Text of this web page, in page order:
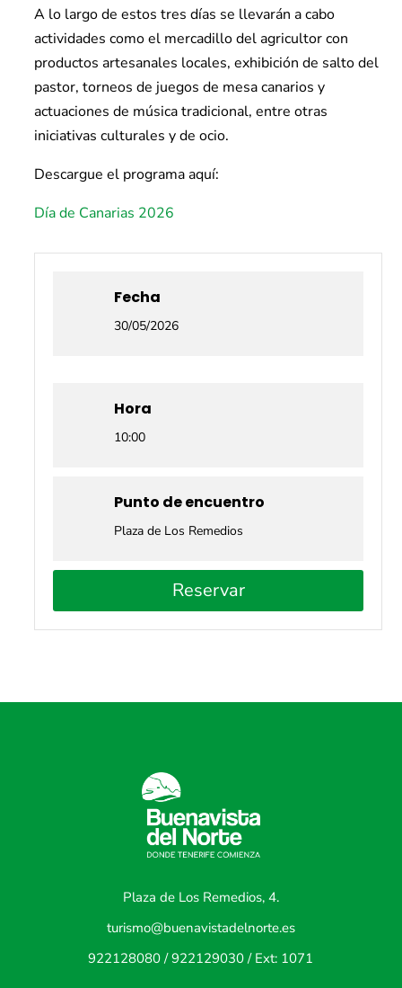
A lo largo de estos tres días se llevarán a cabo
actividades como el mercadillo del agricultor con
productos artesanales locales, exhibición de salto del
pastor, torneos de juegos de mesa canarios y
actuaciones de música tradicional, entre otras
iniciativas culturales y de ocio.
Descargue el programa aquí:
Día de Canarias 2026
Fecha
30/05/2026
Hora
10:00
Punto de encuentro
Plaza de Los Remedios
Reservar
Plaza de Los Remedios, 4.
turismo@buenavistadelnorte.es
922128080 / 922129030 / Ext: 1071